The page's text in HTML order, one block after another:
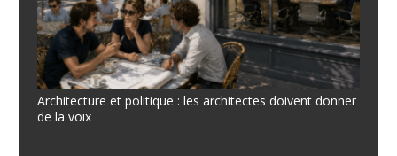
Architecture et politique : les architectes doivent donner
de la voix